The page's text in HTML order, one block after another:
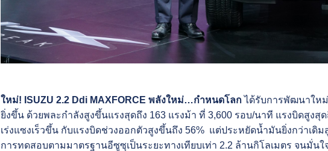
ใหม่! ISUZU 2.2 Ddi MAXFORCE พลังใหม่…กำหนดโลกได้รับการพัฒนาใหม่
ยิ่งขึ้น ด้วยพละกำลังสูงขึ้นแรงสุดถึง 163 แรงม้า ที่ 3,600 รอบ/นาที แรงบิดสูงสุ
เร่งแซงเร็วขึ้น กับแรงบิดช่วงออกตัวสูงขึ้นถึง 56% แต่ประหยัดน้ำมันยิ่งกว่าเ
การทดสอบตามมาตรฐานอีซูซุเป็นระยะทางเทียบเท่า 2.2 ล้านกิโลเมตร จนมั่